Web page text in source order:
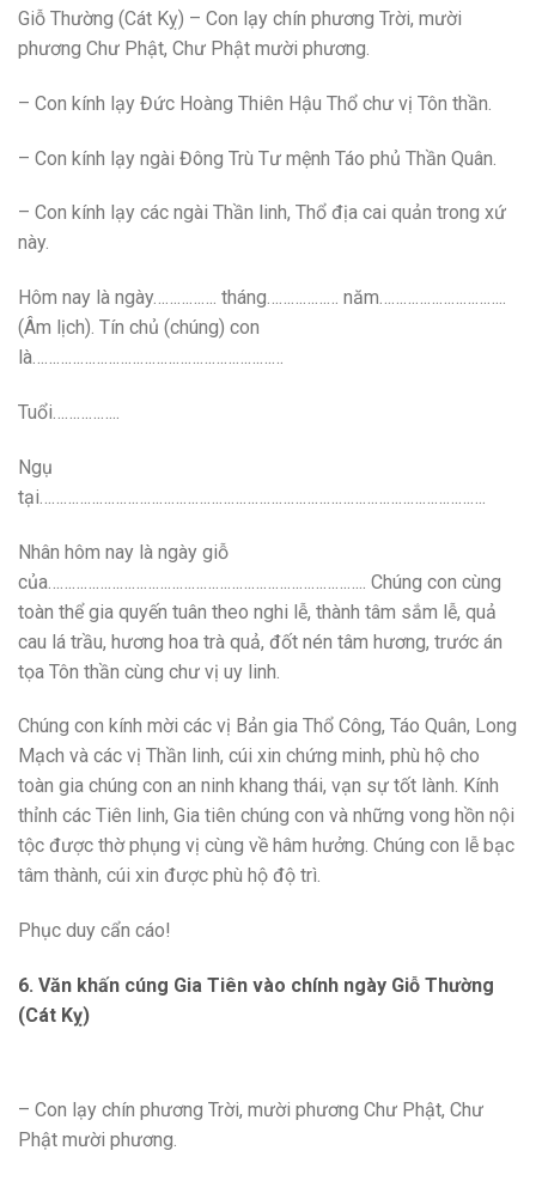
Giỗ Thường (Cát Kỵ) – Con lạy chín phương Trời, mười
phương Chư Phật, Chư Phật mười phương.
– Con kính lạy Đức Hoàng Thiên Hậu Thổ chư vị Tôn thần.
– Con kính lạy ngài Đông Trù Tư mệnh Táo phủ Thần Quân.
– Con kính lạy các ngài Thần linh, Thổ địa cai quản trong xứ
này.
Hôm nay là ngày……………. tháng……………… năm…………………………..
(Âm lịch). Tín chủ (chúng) con
là………………………………………………………
Tuổi……………..
Ngụ
tại………………………………………………………………………………………………….
Nhân hôm nay là ngày giỗ
của…………………………………………………………………….. Chúng con cùng
toàn thể gia quyến tuân theo nghi lễ, thành tâm sắm lễ, quả
cau lá trầu, hương hoa trà quả, đốt nén tâm hương, trước án
tọa Tôn thần cùng chư vị uy linh.
Chúng con kính mời các vị Bản gia Thổ Công, Táo Quân, Long
Mạch và các vị Thần linh, cúi xin chứng minh, phù hộ cho
toàn gia chúng con an ninh khang thái, vạn sự tốt lành. Kính
thỉnh các Tiên linh, Gia tiên chúng con và những vong hồn nội
tộc được thờ phụng vị cùng về hâm hưởng. Chúng con lễ bạc
tâm thành, cúi xin được phù hộ độ trì.
Phục duy cẩn cáo!
6. Văn khấn cúng Gia Tiên vào chính ngày Giỗ Thường
(Cát Kỵ)
– Con lạy chín phương Trời, mười phương Chư Phật, Chư
Phật mười phương.